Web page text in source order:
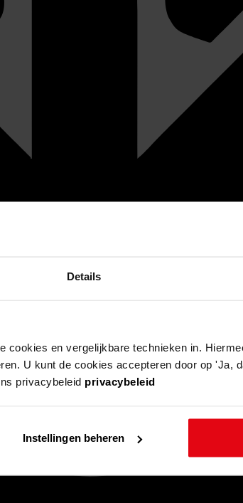
Details
cookies en vergelijkbare technieken in.
U kunt de cookies accepteren door op 'Ja,
privacybeleid privacybeleid
Instellingen beheren